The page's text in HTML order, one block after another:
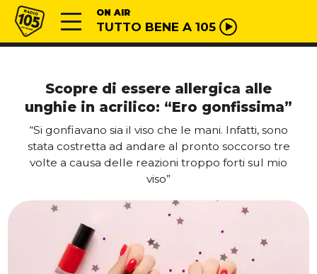
Vai al contenuto
Radio 105 ON AIR
TUTTO BENE A 105
Scopre di essere allergica alle
unghie in acrilico: “Ero gonfissima”
“Si gonfiavano sia il viso che le mani. Infatti, sono
stata costretta ad andare al pronto soccorso tre
volte a causa delle reazioni troppo forti sul mio
viso”